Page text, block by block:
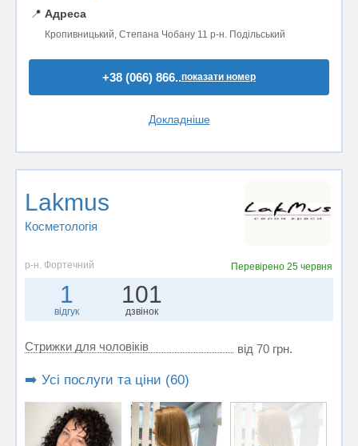
📍 Адреса
Кропивницький, Степана Чобану 11 р-н. Подільський
+38 (066) 866..показати номер
Докладніше
Lakmus
Косметологія
р-н. Фортечний Перевірено25 червня
1
відгук
101
дзвінок
Стрижки для чоловіків від 70 грн.
➡️ Усі послуги та ціни (60)